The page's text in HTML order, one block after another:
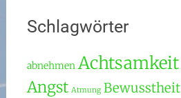
Schlagwörter
abnehmen Achtsamkeit
Angst Atmung Bewusstheit